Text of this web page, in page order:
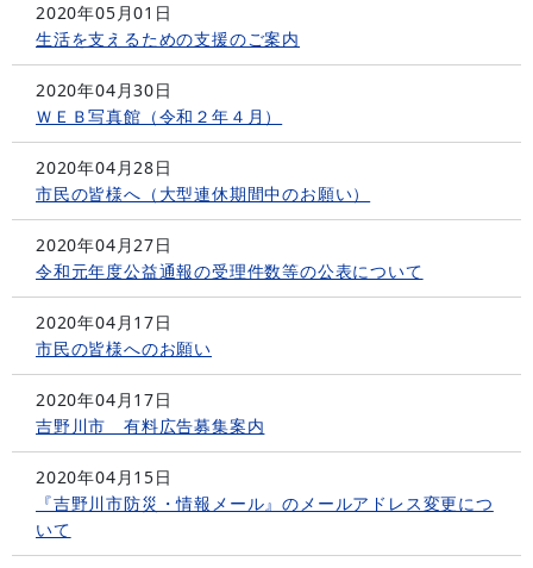
2020年05月01日
生活を支えるための支援のご案内
2020年04月30日
ＷＥＢ写真館（令和２年４月）
2020年04月28日
市民の皆様へ（大型連休期間中のお願い）
2020年04月27日
令和元年度公益通報の受理件数等の公表について
2020年04月17日
市民の皆様へのお願い
2020年04月17日
吉野川市 有料広告募集案内
2020年04月15日
『吉野川市防災・情報メール』のメールアドレス変更につ
いて